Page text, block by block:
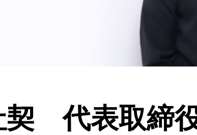
契 代表取締